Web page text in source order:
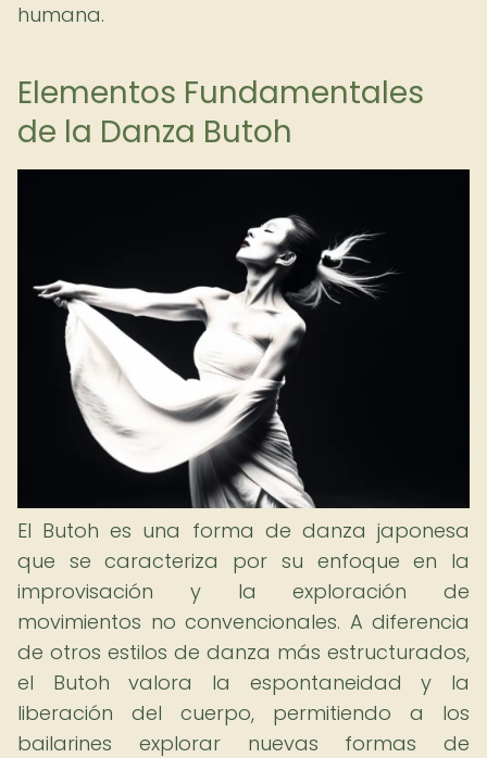
humana.
Elementos Fundamentales
de la Danza Butoh
El Butoh es una forma de danza japonesa
que se caracteriza por su enfoque en la
improvisación y la exploración de
movimientos no convencionales. A diferencia
de otros estilos de danza más estructurados,
el Butoh valora la espontaneidad y la
liberación del cuerpo, permitiendo a los
bailarines explorar nuevas formas de